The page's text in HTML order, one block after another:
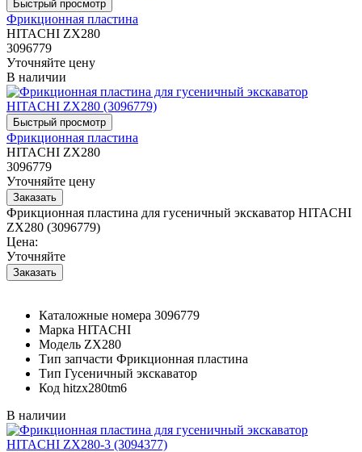
Фрикционная пластина
HITACHI ZX280
3096779
Уточняйте цену
В наличии
Фрикционная пластина
HITACHI ZX280
3096779
Уточняйте цену
Фрикционная пластина для гусеничный экскаватор HITACHI
ZX280 (3096779)
Цена:
Уточняйте
Каталожные номера 3096779
Марка HITACHI
Модель ZX280
Тип запчасти Фрикционная пластина
Тип Гусеничный экскаватор
Код hitzx280tm6
В наличии